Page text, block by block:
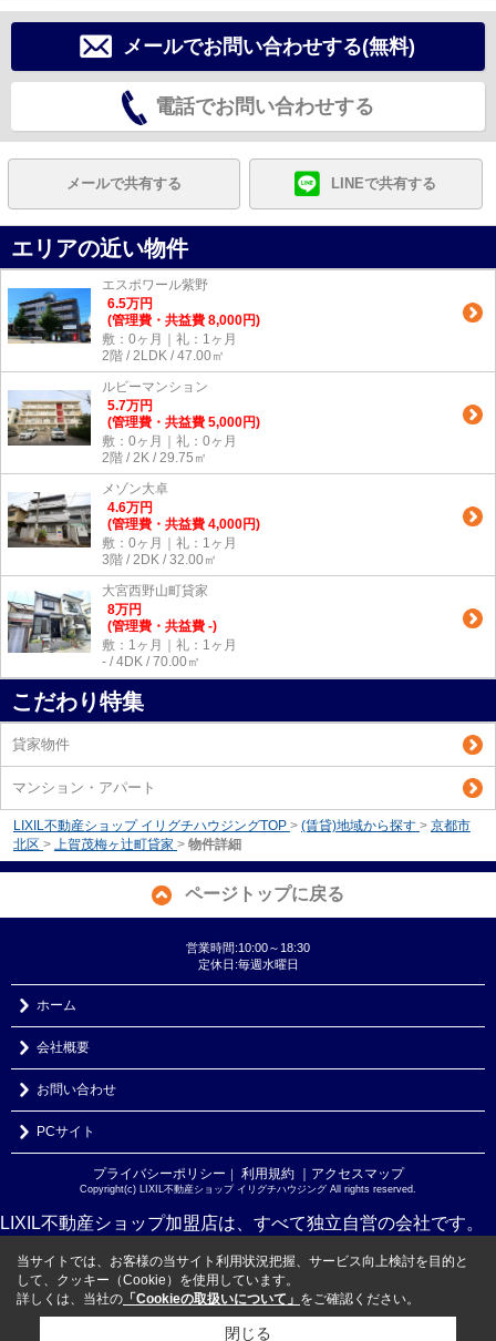
メールでお問い合わせする(無料)
電話でお問い合わせする
メールで共有する LINEで共有する
エリアの近い物件
エスポワール紫野
6.5万円
(管理費・共益費 8,000円)
敷：0ヶ月｜礼：1ヶ月
2階 / 2LDK / 47.00㎡
ルビーマンション
5.7万円
(管理費・共益費 5,000円)
敷：0ヶ月｜礼：0ヶ月
2階 / 2K / 29.75㎡
メゾン大卓
4.6万円
(管理費・共益費 4,000円)
敷：0ヶ月｜礼：1ヶ月
3階 / 2DK / 32.00㎡
大宮西野山町貸家
8万円
(管理費・共益費 -)
敷：1ヶ月｜礼：1ヶ月
- / 4DK / 70.00㎡
こだわり特集
貸家物件
マンション・アパート
LIXIL不動産ショップ イリグチハウジングTOP > (賃貸)地域から探す > 京都市
北区 > 上賀茂梅ヶ辻町貸家 > 物件詳細
ページトップに戻る
営業時間:10:00～18:30
定休日:毎週水曜日
ホーム
会社概要
お問い合わせ
PCサイト
プライバシーポリシー ｜ 利用規約 ｜アクセスマップ
Copyright(c) LIXIL不動産ショップ イリグチハウジング All rights reserved.
LIXIL不動産ショップ加盟店は、すべて独立自営の会社です。
当サイトでは、お客様の当サイト利用状況把握、サービス向上検討を目的と
して、クッキー（Cookie）を使用しています。
詳しくは、当社の 「Cookieの取扱いについて」 をご確認ください。
閉じる